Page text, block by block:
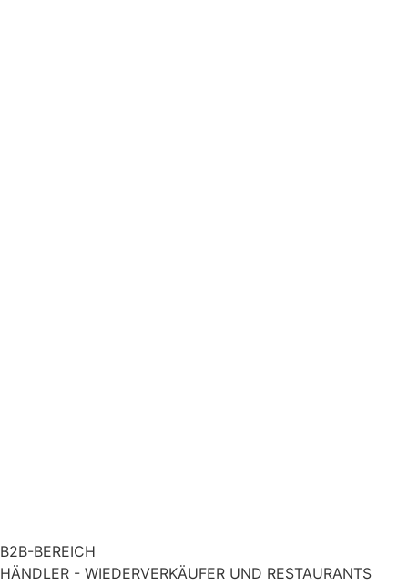
B2B-BEREICH
HÄNDLER - WIEDERVERKÄUFER UND RESTAURANTS